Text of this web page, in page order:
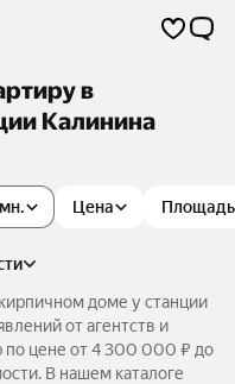
в
Калинина
Цена Площадь
доме у станции
от агентств и
по цене от 4 300 000 ₽ до
В нашем каталоге